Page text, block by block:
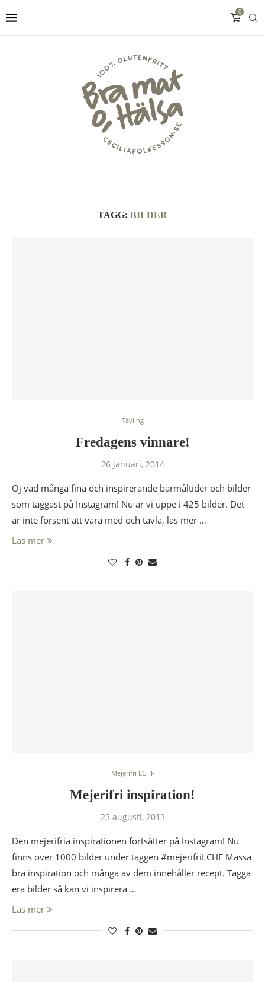
0
TAGG: BILDER
Tävling
Fredagens vinnare!
26 januari, 2014
Oj vad många fina och inspirerande bärmåltider och bilder
som taggast på Instagram! Nu är vi uppe i 425 bilder. Det
är inte försent att vara med och tävla, läs mer …
Läs mer
Mejerifri LCHF
Mejerifri inspiration!
23 augusti, 2013
Den mejerifria inspirationen fortsätter på Instagram! Nu
finns över 1000 bilder under taggen #mejerifriLCHF Massa
bra inspiration och många av dem innehåller recept. Tagga
era bilder så kan vi inspirera …
Läs mer